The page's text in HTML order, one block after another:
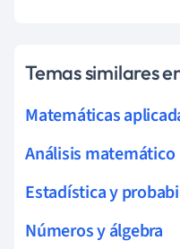
Temas similares
Matemáticas
Análisis matemático
Estadística y
Números y álgebra